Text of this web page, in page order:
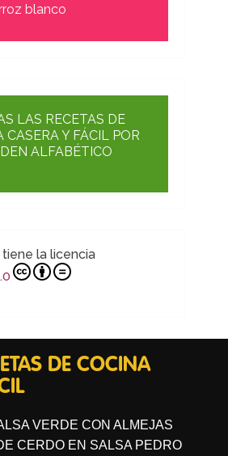
blanco
LAS RECETAS DE
CASERA Y FÁCIL POR
ALFABÉTICO
la licencia
DE COCINA
VERDE CON ALMEJAS
CERDO EN SALSA PEDRO